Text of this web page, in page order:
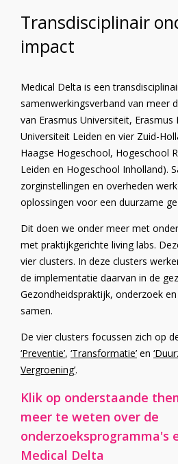
Transdisciplinair
impact
Medical Delta is een
samenwerkingsverband van meer
van Erasmus Universiteit, Erasmus
Universiteit Leiden en vier Zuid-
Haagse Hogeschool, Hogeschool
Leiden en Hogeschool Inholland).
zorginstellingen en overheden
oplossingen voor een duurzame
Dit doen we onder meer met
met praktijkgerichte living labs.
vier clusters. In deze clusters
de implementatie daarvan in de
Gezondheidspraktijk, onderzoek
samen.
De vier clusters focussen zich op
‘Preventie’, ‘Transformatie’ en
Vergroening’.
Klik op onderstaande
meer te weten over de
onderzoeksprogramma's
Medical Delta